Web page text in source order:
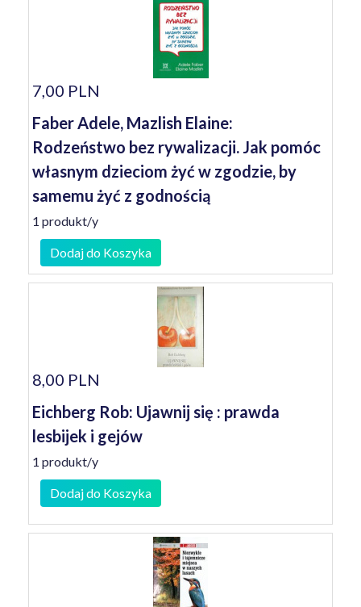
7,00 PLN
Faber Adele, Mazlish Elaine:
Rodzeństwo bez rywalizacji. Jak pomóc
własnym dzieciom żyć w zgodzie, by
samemu żyć z godnością
1 produkt/y
Dodaj do Koszyka
8,00 PLN
Eichberg Rob: Ujawnij się : prawda
lesbijek i gejów
1 produkt/y
Dodaj do Koszyka